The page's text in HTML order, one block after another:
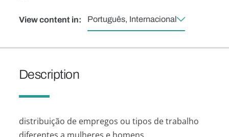
View content in: Português, Internacional
Description
distribuição de empregos ou tipos de trabalho
diferentes a mulheres e homens